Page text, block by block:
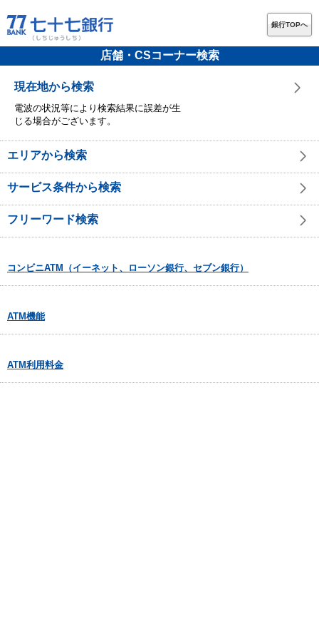
銀行TOPへ
店舗・CSコーナー検索
現在地から検索
電波の状況等により検索結果に誤差が生
じる場合がございます。
エリアから検索
サービス条件から検索
フリーワード検索
コンビニATM（イーネット、ローソン銀行、セブン銀行）
ATM機能
ATM利用料金